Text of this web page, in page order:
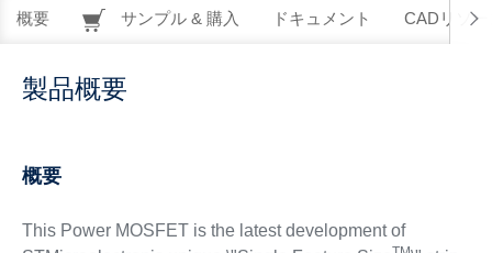
概要 サンプル & 購入 ドキュメント CADリソー
製品概要
概要
This Power MOSFET is the latest development of